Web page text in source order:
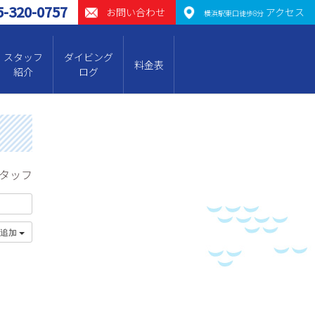
横浜駅東口徒歩8分 アクセス
お問い合わせ
320-0757
スタッフ
紹介
ダイビング
ログ
料金表
ッフ
加